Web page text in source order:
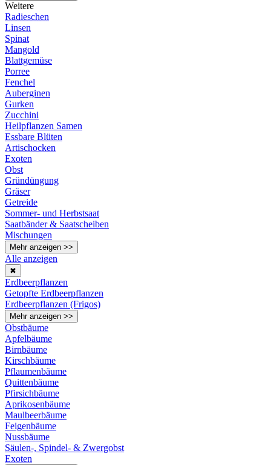
Weitere
Radieschen
Linsen
Spinat
Mangold
Blattgemüse
Porree
Fenchel
Auberginen
Gurken
Zucchini
Heilpflanzen Samen
Essbare Blüten
Artischocken
Exoten
Obst
Gründüngung
Gräser
Getreide
Sommer- und Herbstsaat
Saatbänder & Saatscheiben
Mischungen
Mehr anzeigen >>
Alle anzeigen
✖
Erdbeerpflanzen
Getopfte Erdbeerpflanzen
Erdbeerpflanzen (Frigos)
Mehr anzeigen >>
Obstbäume
Apfelbäume
Birnbäume
Kirschbäume
Pflaumenbäume
Quittenbäume
Pfirsichbäume
Aprikosenbäume
Maulbeerbäume
Feigenbäume
Nussbäume
Säulen-, Spindel- & Zwergobst
Exoten